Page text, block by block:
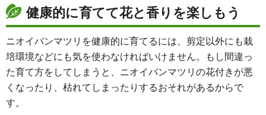
健康的に育てて花と香りを楽しもう
ニオイバンマツリを健康的に育てるには、剪定以外にも栽
培環境などにも気を使わなければいけません。もし間違っ
た育て方をしてしまうと、ニオイバンマツリの花付きが悪
くなったり、枯れてしまったりするおそれがあるからで
す。